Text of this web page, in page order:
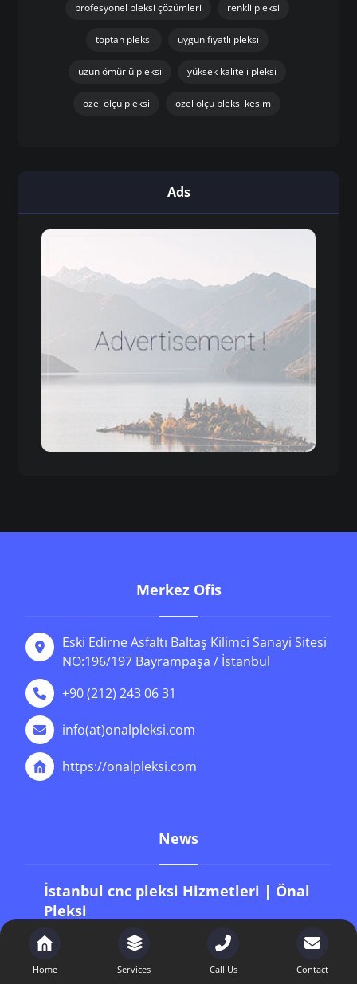
profesyonel pleksi çözümleri renkli pleksi
toptan pleksi uygun fiyatlı pleksi
uzun ömürlü pleksi yüksek kaliteli pleksi
özel ölçü pleksi özel ölçü pleksi kesim
Ads
Merkez Ofis
Eski Edirne Asfaltı Baltaş Kilimci Sanayi Sitesi
NO:196/197 Bayrampaşa / İstanbul
+90 (212) 243 06 31
info(at)onalpleksi.com
https://onalpleksi.com
News
İstanbul cnc pleksi Hizmetleri | Önal
Pleksi
İstanbul 5 mm pleksi fiyat
Home Services Call Us Contact